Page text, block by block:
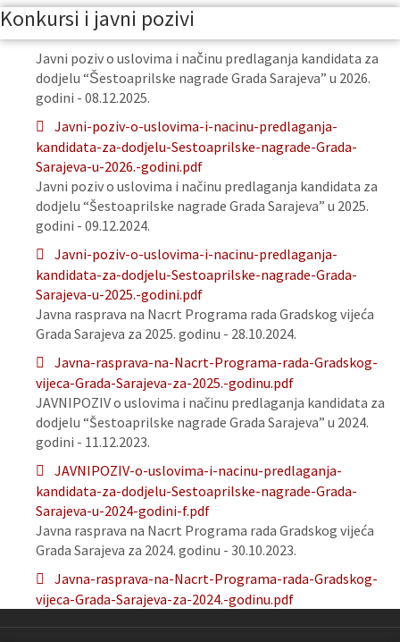
Konkursi i javni pozivi
Javni poziv o uslovima i načinu predlaganja kandidata za
dodjelu “Šestoaprilske nagrade Grada Sarajeva” u 2026.
godini - 08.12.2025.
Javni-poziv-o-uslovima-i-nacinu-predlaganja-
kandidata-za-dodjelu-Sestoaprilske-nagrade-Grada-
Sarajeva-u-2026.-godini.pdf
Javni poziv o uslovima i načinu predlaganja kandidata za
dodjelu “Šestoaprilske nagrade Grada Sarajeva” u 2025.
godini - 09.12.2024.
Javni-poziv-o-uslovima-i-nacinu-predlaganja-
kandidata-za-dodjelu-Sestoaprilske-nagrade-Grada-
Sarajeva-u-2025.-godini.pdf
Javna rasprava na Nacrt Programa rada Gradskog vijeća
Grada Sarajeva za 2025. godinu - 28.10.2024.
Javna-rasprava-na-Nacrt-Programa-rada-Gradskog-
vijeca-Grada-Sarajeva-za-2025.-godinu.pdf
JAVNIPOZIV o uslovima i načinu predlaganja kandidata za
dodjelu “Šestoaprilske nagrade Grada Sarajeva” u 2024.
godini - 11.12.2023.
JAVNIPOZIV-o-uslovima-i-nacinu-predlaganja-
kandidata-za-dodjelu-Sestoaprilske-nagrade-Grada-
Sarajeva-u-2024-godini-f.pdf
Javna rasprava na Nacrt Programa rada Gradskog vijeća
Grada Sarajeva za 2024. godinu - 30.10.2023.
Javna-rasprava-na-Nacrt-Programa-rada-Gradskog-
vijeca-Grada-Sarajeva-za-2024.-godinu.pdf